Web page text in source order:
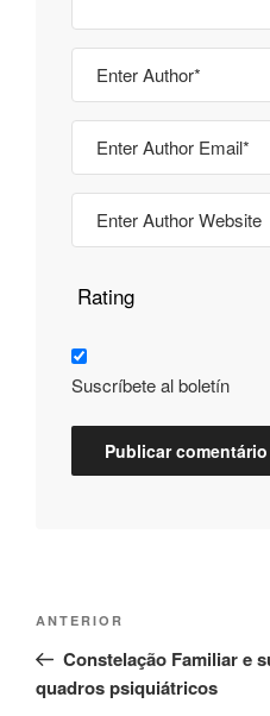
Rating
Suscríbete al boletín
ANTERIOR
Constelação Familiar e
quadros psiquiátricos